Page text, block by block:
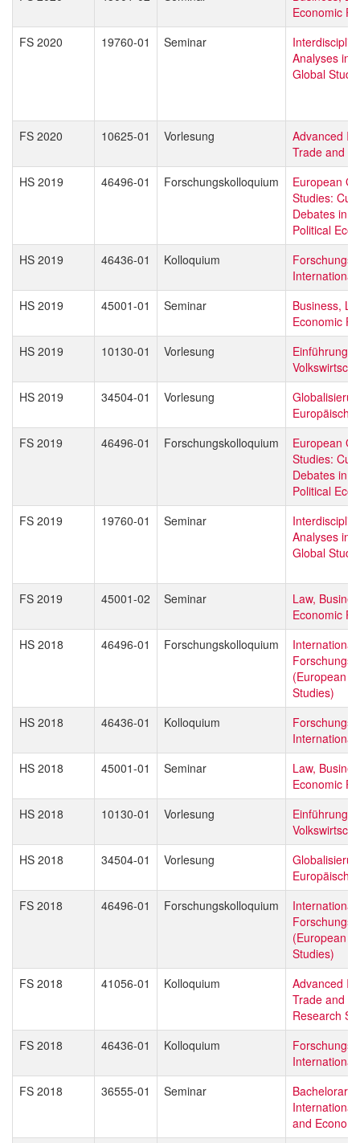
Economic
FS 2020
19760-01 Seminar
Analyses in
Global
FS 2020 10625-01 Vorlesung
Advanced
Trade and
HS 2019
46496-01 Forschungskolloquium
European
Studies:
Debates in
Political
HS 2019
46436-01 Kolloquium
International
HS 2019
45001-01 Seminar
Business,
Economic
HS 2019
10130-01 Vorlesung
Einführung
HS 2019
34504-01 Vorlesung
FS 2019
46496-01 Forschungskolloquium
European
Studies:
Debates in
Political
FS 2019
19760-01 Seminar
Analyses in
Global
FS 2019 45001-02 Seminar
Law,
Economic
HS 2018
46496-01 Forschungskolloquium
International
(European
Studies)
HS 2018
46436-01 Kolloquium
International
HS 2018
45001-01 Seminar
Law,
Economic
HS 2018
10130-01 Vorlesung
Einführung
HS 2018
34504-01 Vorlesung
FS 2018
46496-01 Forschungskolloquium
International
(European
Studies)
FS 2018
41056-01 Kolloquium
Advanced
Trade and
Research
FS 2018
46436-01 Kolloquium
International
FS 2018
36555-01 Seminar
International
and